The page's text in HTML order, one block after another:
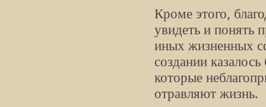
Кроме этого,
увидеть и понять
иных жизненных
создании
которые
отравляют жизнь.